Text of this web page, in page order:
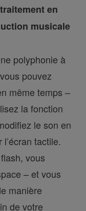
en
musicale
polyphonie à
pouvez
même temps –
la fonction
le son en
l’écran tactile.
vous
– et vous
manière
de votre